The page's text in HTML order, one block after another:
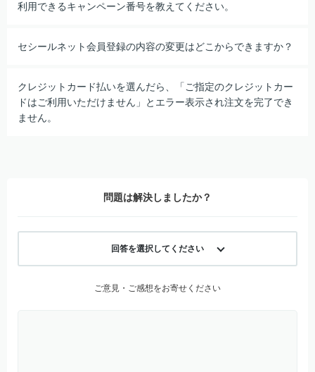
利用できるキャンペーン番号を教えてください。
セシールネット会員登録の内容の変更はどこからできますか？
クレジットカード払いを選んだら、「ご指定のクレジットカー
ドはご利用いただけません」とエラー表示され注文を完了でき
ません。
問題は解決しましたか？
回答を選択してください
ご意見・ご感想をお寄せください